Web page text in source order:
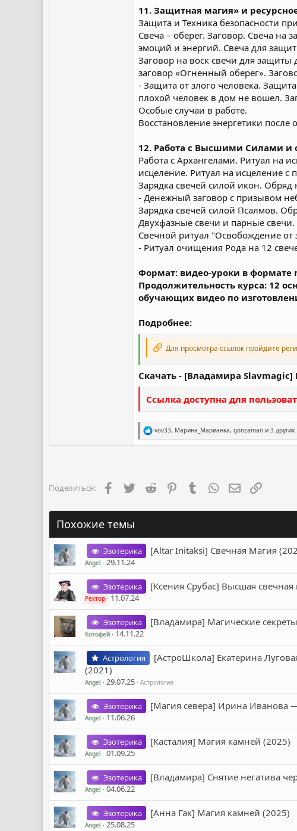
11. Защитная магия» и
Защита и Техника безопасности
Свеча – оберег. Заговор. Свеча
эмоций и энергий. Свеча для
Заговор на воск свечи для
заговор «Огненный оберег».
- Защита от злого человека.
плохой человек в дом не вошел.
Особые случаи в работе.
Восстановление энергетики
12. Работа с Высшими Силами и
Работа с Архангелами. Ритуал на
исцеление. Ритуал на исцеление
Зарядка свечей силой икон.
- Денежный заговор с призывом
Зарядка свечей силой Псалмов.
Двухфазные свечи и парные свечи.
Свечной ритуал "Освобождение от
- Ритуал очищения Рода на 12
Формат: видео-уроки в формате
Продолжительность курса: 12
обучающих видео по
Подробнее:
Для просмотра ссылок пройдите
Скачать - [Владамира
Ссылка доступна для
Р
е
а
:
vov33, Марина_Марианка, gonzaman и 3 других
Поделиться: FacebookTwitter Reddit PinterestTumblr WhatsAppЭлектронная
Похожие темы
Эзотерика [Altar Initaksi] Свечная Магия
Angel 29.11.24
Эзотерика [Ксения Срубас] Высшая свечная
Ректор 11.07.24
Эзотерика [Владамира] Магические
Котофей 14.11.22
Астрология
[АстроШкола] Екатерина
(2021)
Angel 29.07.25 Астрология
Эзотерика [Магия севера] Ирина Иванова
Angel 11.06.26
Эзотерика [Касталия] Магия камней (2025)
Angel 01.09.25
Эзотерика [Владамира] Снятие негатива
Angel 04.06.22
Эзотерика [Анна Гак] Магия камней (2025)
Angel 25.08.25